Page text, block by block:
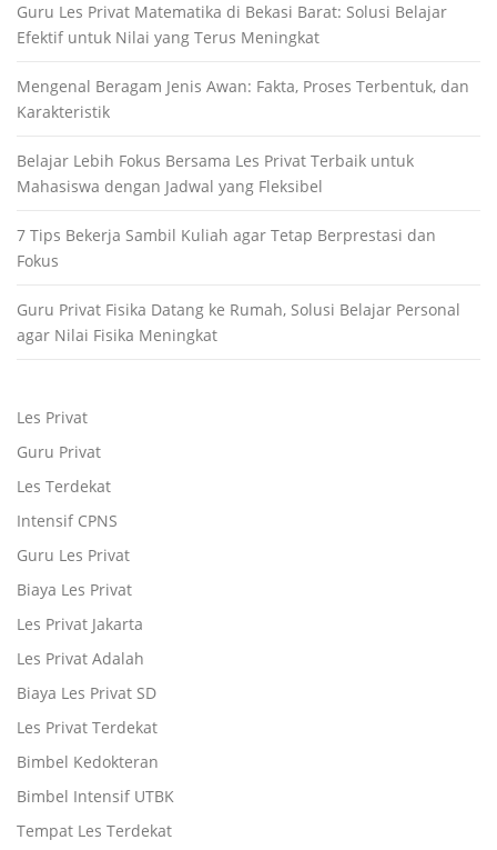
Guru Les Privat Matematika di Bekasi Barat: Solusi Belajar
Efektif untuk Nilai yang Terus Meningkat
Mengenal Beragam Jenis Awan: Fakta, Proses Terbentuk, dan
Karakteristik
Belajar Lebih Fokus Bersama Les Privat Terbaik untuk
Mahasiswa dengan Jadwal yang Fleksibel
7 Tips Bekerja Sambil Kuliah agar Tetap Berprestasi dan
Fokus
Guru Privat Fisika Datang ke Rumah, Solusi Belajar Personal
agar Nilai Fisika Meningkat
Les Privat
Guru Privat
Les Terdekat
Intensif CPNS
Guru Les Privat
Biaya Les Privat
Les Privat Jakarta
Les Privat Adalah
Biaya Les Privat SD
Les Privat Terdekat
Bimbel Kedokteran
Bimbel Intensif UTBK
Tempat Les Terdekat